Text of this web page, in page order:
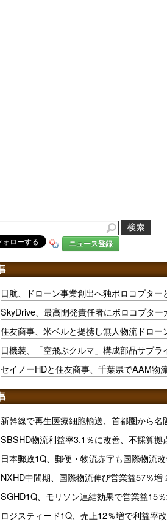
ニュース登録
日航、ドローン事業創出へ独ボロコプター
SkyDrive、最高開発責任者にボロコプター
住友商事、米ベルと提携し無人物流ドロー
日機装、「空飛ぶクルマ」構成部品サプラ
セイノーHDと住友商事、千葉県でAAM物
新幹線で再生医療細胞輸送、首都圏から名
SBSHD物流利益率3.1％に改善、不採算拠
日本郵政1Q、郵便・物流赤字も国際物流
NXHD中間期、国際物流伸び営業益57％増
SGHD1Q、モリソン連結効果で営業益15
ロジスティード1Q、売上12％増で利益率